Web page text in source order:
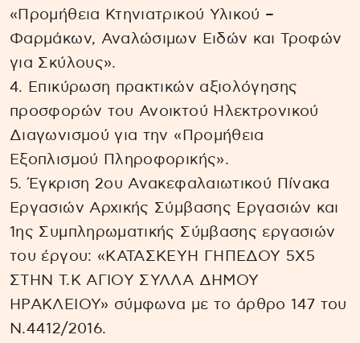
«Προμήθεια Κτηνιατρικού Υλικού –
Φαρμάκων, Αναλώσιμων Ειδών και Τροφών
για Σκύλους».
4. Επικύρωση πρακτικών αξιολόγησης
προσφορών του Ανοικτού Ηλεκτρονικού
Διαγωνισμού για την «Προμήθεια
Εξοπλισμού Πληροφορικής».
5. Έγκριση 2ου Ανακεφαλαιωτικού Πίνακα
Εργασιών Αρχικής Σύμβασης Εργασιών και
1ης Συμπληρωματικής Σύμβασης εργασιών
του έργου: «ΚΑΤΑΣΚΕΥΗ ΓΗΠΕΔΟΥ 5Χ5
ΣΤΗΝ Τ.Κ ΑΓΙΟΥ ΣΥΛΛΑ ΔΗΜΟΥ
ΗΡΑΚΛΕΙΟΥ» σύμφωνα με το άρθρο 147 του
Ν.4412/2016.